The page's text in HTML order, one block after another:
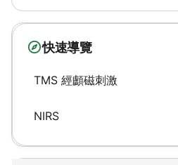
快速導覽
TMS 經顱磁刺激
NIRS